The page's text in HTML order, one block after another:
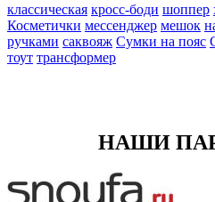
классическая кросс-боди шоппер
Косметички мессенджер мешок
ручками саквояж Сумки на пояс
тоут трансформер
НАШИ